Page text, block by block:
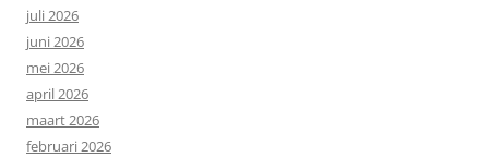
juli 2026
juni 2026
mei 2026
april 2026
maart 2026
februari 2026